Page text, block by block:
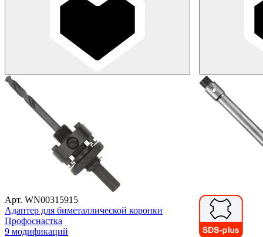
Арт. WN00315915
Адаптер для биметаллической коронки
Профоснастка
9 модификаций